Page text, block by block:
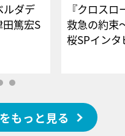
ルダデ
篤宏S
ュー
『クロス
救急の約束
桜SPイ
もっと見る